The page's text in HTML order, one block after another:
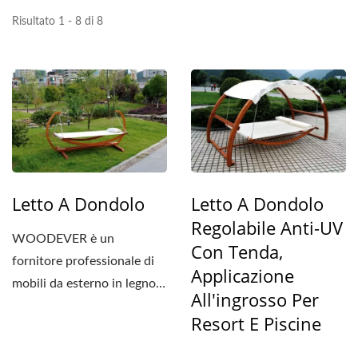
Risultato 1 - 8 di 8
Letto A Dondolo
WOODEVER è un
fornitore professionale di
mobili da esterno in legno,
Letto A Dondolo
Regolabile Anti-UV
Con Tenda,
Applicazione
All'ingrosso Per
Resort E Piscine